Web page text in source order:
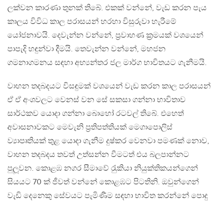
ලක්වන කාරණා තුනක් තිබේ. එකක් වන්නේ, වැඩ කරන පැය
කාලය විවිධ කාල පරාසයන් හරහා විසුරුවා හැරීමේ
යෝජනාවයි. දෙවැන්න වන්නේ, ප‍්‍රවාහණ ක‍්‍රමයක් වශයෙන්
පාපැදි හඳුන්වා දීමයි. තෙවැන්න වන්නේ, මහජන
ගමනාගමනය සඳහා අභ්‍යන්තර ජල මාර්ග භාවිතයට ගැනීමයි.
වාහන තදබදයට විසඳුමක් වශයෙන් වැඩ කරන කාල පරාසයන්
ඒ ඒ අංශවලට වෙනස් වන සේ සකසා ගන්නා භාවිතාව
සාර්ථකව යොදා ගන්නා බොහෝ රටවල් තිබේ. එහෙත්
අවාසනාවකට මෙවැනි ප‍්‍රතිපත්තියක් මෙගාපොලිස්
ව්‍යාපෘතියක් තුළ යොදා ගැනීම දුෂ්කර වෙනවා පමණක් නොව,
වාහන තදබදය තවත් උත්සන්න වීමටත් එය බලපාන්නට
පුලූවන. කොළඹ නගර සීමාවේ රැුකියා නියුක්තිකයන්ගෙන්
සියයට 70 ක් ජීවත් වන්නේ කොළඹට පිටතිනි. ඔවුන්ගෙන්
වැඩි දෙනෙකු සේවයට පැමිණීම සඳහා භාවිත කරන්නේ පොදු